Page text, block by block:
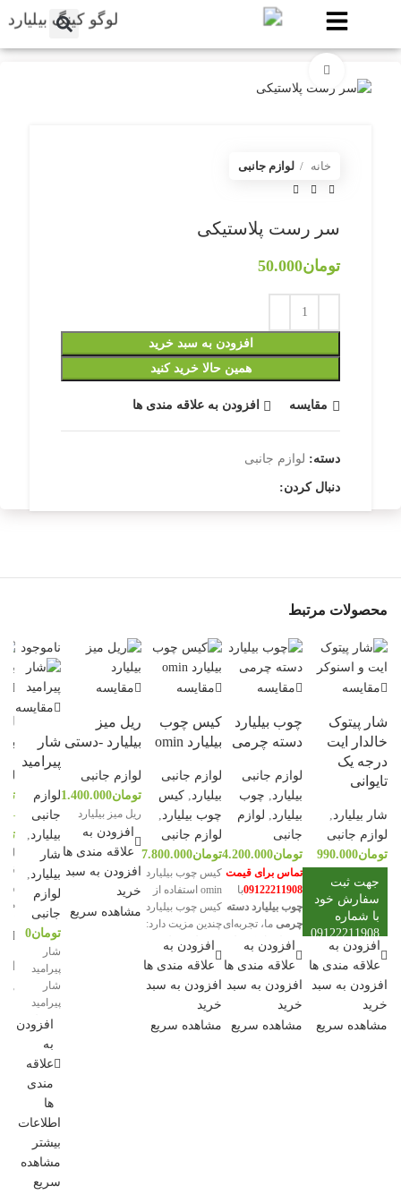
خانه لوازم جانبی
سر رست پلاستیکی
تومان50.000
افزودن به سبد خرید
همین حالا خرید کنید
مقایسه افزودن به علاقه مندی ها
دسته: لوازم جانبی
دنبال کردن:
محصولات مرتبط
مقایسه
شار پیتوک
خالدار ایت
درجه یک
تایوانی
شار بیلیارد,
لوازم جانبی
تومان990.000
جهت ثبت
سفارش خود
با شماره
09122211908
تماس بگیرید
افزودن به
علاقه مندی ها
افزودن به سبد
خرید
مشاهده سریع
مقایسه
چوب بیلیارد
دسته چرمی
لوازم جانبی
بیلیارد, چوب
بیلیارد, لوازم
جانبی
تومان4.200.000
تماس برای قیمت
09122211908با
چوب بیلیارد دسته
چرمی ما، تجربه‌ای
بی‌نظیر از کنترل
و راحتی را در هر
ضربه حس کنید.
این محصول با
ویژگی‌های زیر در
فروشگاه ما
افزودن به
علاقه مندی ها
افزودن به سبد
خرید
مشاهده سریع
مقایسه
کیس چوب
بیلیارد omin
لوازم جانبی
بیلیارد, کیس
چوب بیلیارد,
لوازم جانبی
تومان7.800.000
کیس چوب بیلیارد
omin استفاده از
کیس چوب بیلیارد
چندین مزیت دارد:
1. حمل و نقل
آسان: کیس چوب
افزودن به
علاقه مندی ها
افزودن به سبد
خرید
مشاهده سریع
مقایسه
ریل میز
بیلیارد -دستی
لوازم جانبی
تومان1.400.000
ریل میز بیلیارد
افزودن به
علاقه مندی ها
افزودن به سبد
خرید
مشاهده سریع
ناموجود
مقایسه
شار
پیرامید
لوازم
جانبی
بیلیارد,
شار
بیلیارد,
لوازم
جانبی
تومان0
شار
پیرامید
شار
پیرامید
معمولا به
اشاره دارد
که برای
بازی در
میز بیلیارد
پیرامید
استفاده
می‌شوند.
افزودن
به
علاقه
مندی
ها
اطلاعات
بیشتر
مشاهده
سریع
–
و